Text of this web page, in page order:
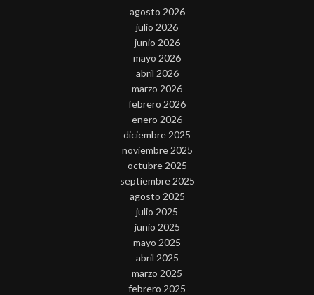
agosto 2026
julio 2026
junio 2026
mayo 2026
abril 2026
marzo 2026
febrero 2026
enero 2026
diciembre 2025
noviembre 2025
octubre 2025
septiembre 2025
agosto 2025
julio 2025
junio 2025
mayo 2025
abril 2025
marzo 2025
febrero 2025